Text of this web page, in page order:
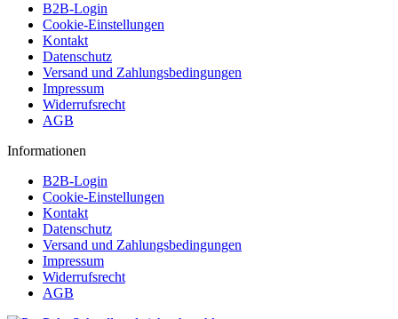
B2B-Login
Cookie-Einstellungen
Kontakt
Datenschutz
Versand und Zahlungsbedingungen
Impressum
Widerrufsrecht
AGB
Informationen
B2B-Login
Cookie-Einstellungen
Kontakt
Datenschutz
Versand und Zahlungsbedingungen
Impressum
Widerrufsrecht
AGB